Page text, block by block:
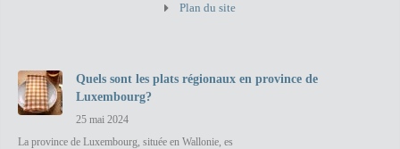
Plan du site
Quels sont les plats régionaux en province de
Luxembourg?
25 mai 2024
La province de Luxembourg, située en Wallonie, es